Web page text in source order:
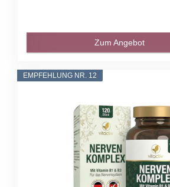
Zum Angebot
EMPFEHLUNG NR. 12